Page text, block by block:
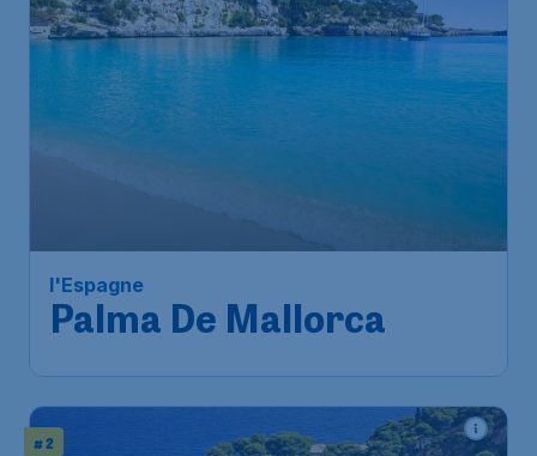
l'Espagne
Palma De Mallorca
# 2